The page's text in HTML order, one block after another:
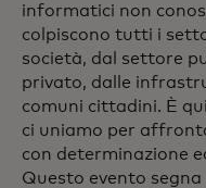
informatici non
colpiscono tutti i
società, dal settore
privato, dalle
comuni cittadini. È
ci uniamo per
con determinazione
Questo evento